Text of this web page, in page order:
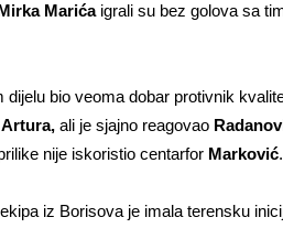
Marićaigrali su bez golova sa
dijelu bio veoma dobar protivnik
Artura, ali je sjajno reagovao
nije iskoristio centarfor Marković.
iz Borisova je imala terensku